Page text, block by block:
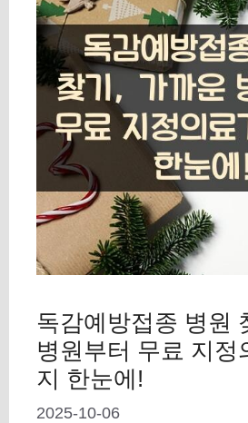
독감예방접종 병원
병원부터 무료 지정
지 한눈에!
2025-10-06